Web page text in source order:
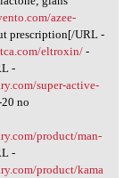
azee-
prescription[/URL -
eltroxin/-
-
super-active-
no
product/man-
-
product/kama